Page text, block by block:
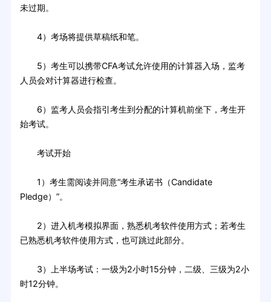
未过期。
4）考场将提供草稿纸和笔。
5）考生可以携带CFA考试允许使用的计算器入场，监考
人员会对计算器进行检查。
6）监考人员会指引考生到分配的计算机前坐下，考生开
始考试。
考试开始
1）考生需阅读并同意“考生承诺书（Candidate
Pledge）”。
2）进入机考模拟界面，熟悉机考软件使用方式；若考生
已熟悉机考软件使用方式，也可跳过此部分。
3）上半场考试：一级为2小时15分钟，二级、三级为2小
时12分钟。